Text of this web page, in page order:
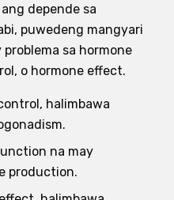
depende sa
puwedeng mangyari
sa hormone
o hormone effect.
halimbawa
na may
production.